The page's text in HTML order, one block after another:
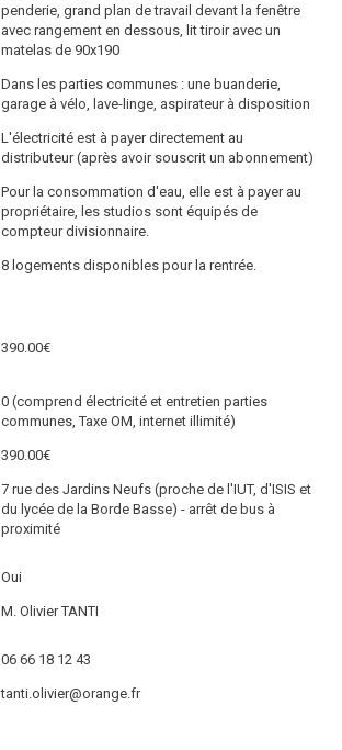
penderie, grand plan de travail devant la fenêtre
avec rangement en dessous, lit tiroir avec un
matelas de 90x190
Dans les parties communes : une buanderie,
garage à vélo, lave-linge, aspirateur à disposition
L'électricité est à payer directement au
distributeur (après avoir souscrit un abonnement)
Pour la consommation d'eau, elle est à payer au
propriétaire, les studios sont équipés de
compteur divisionnaire.
8 logements disponibles pour la rentrée.
390.00€
0 (comprend électricité et entretien parties
communes, Taxe OM, internet illimité)
390.00€
7 rue des Jardins Neufs (proche de l'IUT, d'ISIS et
du lycée de la Borde Basse) - arrêt de bus à
proximité
Oui
M. Olivier TANTI
06 66 18 12 43
tanti.olivier@orange.fr